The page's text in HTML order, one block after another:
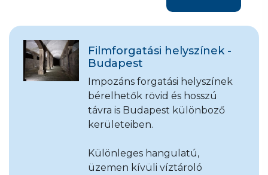
Filmforgatási helyszínek -
Budapest
Impozáns forgatási helyszínek
bérelhetők rövid és hosszú
távra is Budapest különboző
kerületeiben.
Különleges hangulatú,
üzemen kívüli víztároló